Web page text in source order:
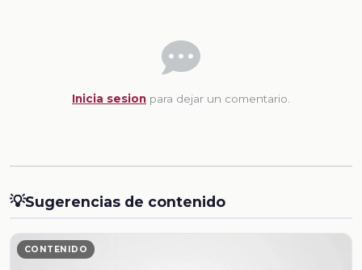
Inicia sesion para dejar un comentario.
💡Sugerencias de contenido
CONTENIDO